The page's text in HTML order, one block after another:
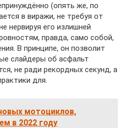
(опять же, по
в виражи, не требуя от
нервируя его излишней
правда, само собой,
В принципе, он позволит
слайдеры об асфальт
не ради рекордных секунд, а
для.
мотоциклов,
в 2022 году